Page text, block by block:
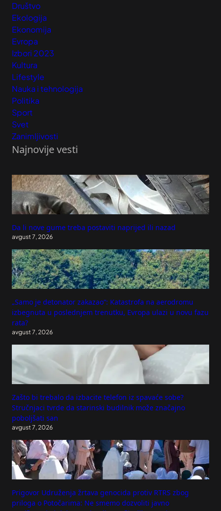
Društvo
Ekologija
Ekonomija
Evropa
Izbori 2023
Kultura
Lifestyle
Nauka i tehnologija
Politika
Sport
Svet
Zanimljivosti
Najnovije vesti
Da li nove gume treba postaviti naprijed ili nazad
avgust 7, 2026
„Samo je detonator zakazao“: Katastrofa na aerodromu
izbegnuta u poslednjem trenutku, Evropa ulazi u novu fazu
rata?
avgust 7, 2026
Zašto bi trebalo da izbacite telefon iz spavaće sobe?
Stručnjaci tvrde da starinski budilnik može značajno
poboljšati san
avgust 7, 2026
Prigovor Udruženja žrtava genocida protiv RTRS zbog
priloga o Potočarima: Ne smemo dozvoliti javno